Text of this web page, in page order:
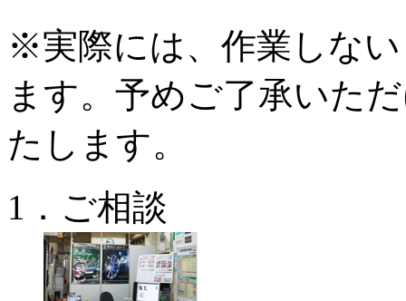
※実際には、作業しな
ます。予めご了承いた
たします。
1．ご相談